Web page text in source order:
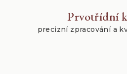
Prvotřídní
precizní zpracování a